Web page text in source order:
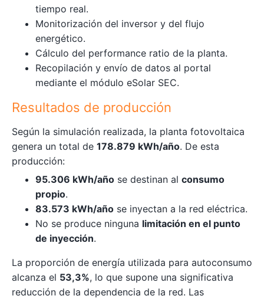
tiempo real.
Monitorización del inversor y del flujo
energético.
Cálculo del performance ratio de la planta.
Recopilación y envío de datos al portal
mediante el módulo eSolar SEC.
Resultados de producción
Según la simulación realizada, la planta fotovoltaica
genera un total de 178.879 kWh/año. De esta
producción:
95.306 kWh/año se destinan al consumo
propio.
83.573 kWh/año se inyectan a la red eléctrica.
No se produce ninguna limitación en el punto
de inyección.
La proporción de energía utilizada para autoconsumo
alcanza el 53,3%, lo que supone una significativa
reducción de la dependencia de la red. Las